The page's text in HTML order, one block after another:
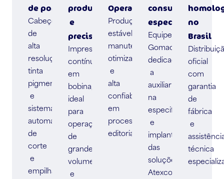
de ponta
Cabeçotes
de
alta
resolução,
tinta
pigmentada
e
sistemas
automatizados
de
corte
e
empilhamento.
produtividade
e
precisão
Impressão
contínua
em
bobina,
ideal
para
operações
de
grande
volume
e
Operacional
Produção
estável,
manutenção
otimizada
e
alta
confiabilidade
em
processos
editoriais.
consultivo
especializado
Equipe
Gomaq
dedicada
a
auxiliar
na
especificação
e
implantação
das
soluções
Atexco.
no
Brasil
oficial
com
garantia
de
fábrica
e
técnica